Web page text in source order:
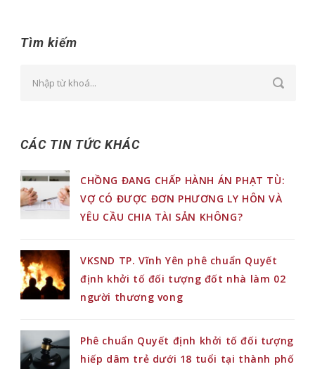
Tìm kiếm
CÁC TIN TỨC KHÁC
CHỒNG ĐANG CHẤP HÀNH ÁN PHẠT TÙ:
VỢ CÓ ĐƯỢC ĐƠN PHƯƠNG LY HÔN VÀ
YÊU CẦU CHIA TÀI SẢN KHÔNG?
VKSND TP. Vĩnh Yên phê chuẩn Quyết
định khởi tố đối tượng đốt nhà làm 02
người thương vong
Phê chuẩn Quyết định khởi tố đối tượng
hiếp dâm trẻ dưới 18 tuổi tại thành phố